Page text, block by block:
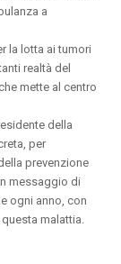
a
la lotta ai tumori
realtà del
mette al centro
della
per
prevenzione
messaggio di
ogni anno, con
malattia.